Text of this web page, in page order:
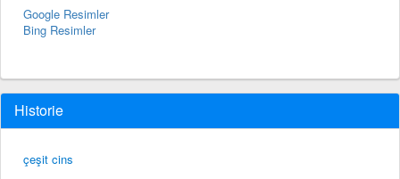
Google Resimler
Bing Resimler
Historie
çeşit cins